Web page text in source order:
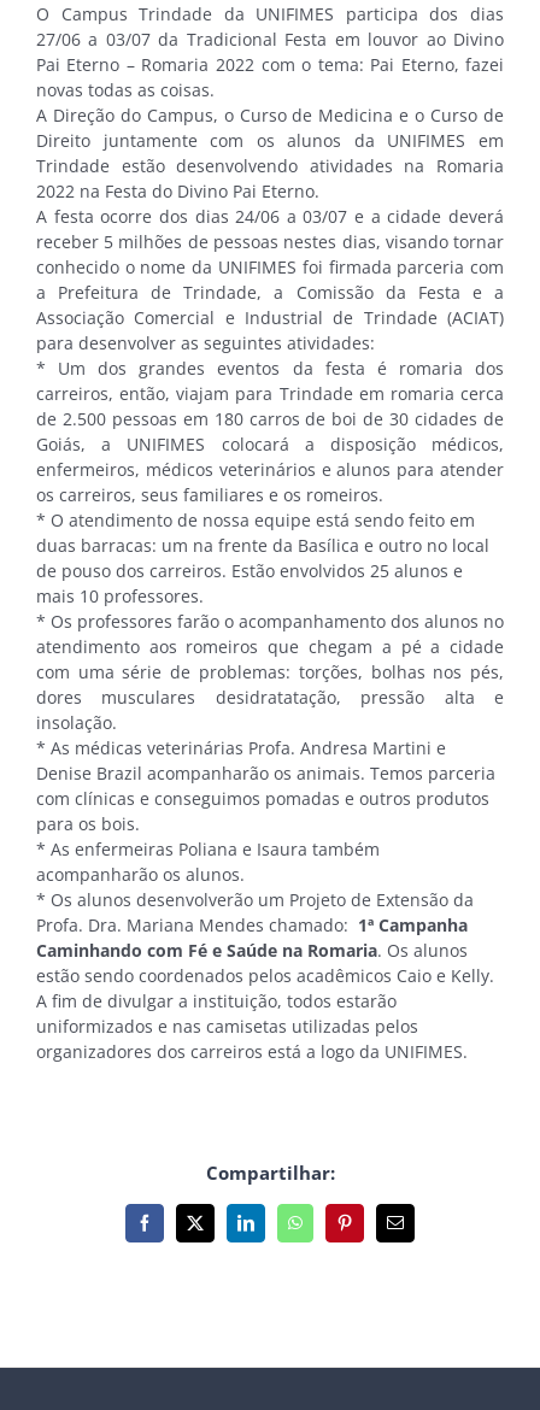
O Campus Trindade da UNIFIMES participa dos dias
27/06 a 03/07 da Tradicional Festa em louvor ao Divino
Pai Eterno – Romaria 2022 com o tema: Pai Eterno, fazei
novas todas as coisas.
A Direção do Campus, o Curso de Medicina e o Curso de
Direito juntamente com os alunos da UNIFIMES em
Trindade estão desenvolvendo atividades na Romaria
2022 na Festa do Divino Pai Eterno.
A festa ocorre dos dias 24/06 a 03/07 e a cidade deverá
receber 5 milhões de pessoas nestes dias, visando tornar
conhecido o nome da UNIFIMES foi firmada parceria com
a Prefeitura de Trindade, a Comissão da Festa e a
Associação Comercial e Industrial de Trindade (ACIAT)
para desenvolver as seguintes atividades:
* Um dos grandes eventos da festa é romaria dos
carreiros, então, viajam para Trindade em romaria cerca
de 2.500 pessoas em 180 carros de boi de 30 cidades de
Goiás, a UNIFIMES colocará a disposição médicos,
enfermeiros, médicos veterinários e alunos para atender
os carreiros, seus familiares e os romeiros.
* O atendimento de nossa equipe está sendo feito em
duas barracas: um na frente da Basílica e outro no local
de pouso dos carreiros. Estão envolvidos 25 alunos e
mais 10 professores.
* Os professores farão o acompanhamento dos alunos no
atendimento aos romeiros que chegam a pé a cidade
com uma série de problemas: torções, bolhas nos pés,
dores musculares desidratatação, pressão alta e
insolação.
* As médicas veterinárias Profa. Andresa Martini e
Denise Brazil acompanharão os animais. Temos parceria
com clínicas e conseguimos pomadas e outros produtos
para os bois.
* As enfermeiras Poliana e Isaura também
acompanharão os alunos.
* Os alunos desenvolverão um Projeto de Extensão da
Profa. Dra. Mariana Mendes chamado: 1ª Campanha
Caminhando com Fé e Saúde na Romaria. Os alunos
estão sendo coordenados pelos acadêmicos Caio e Kelly.
A fim de divulgar a instituição, todos estarão
uniformizados e nas camisetas utilizadas pelos
organizadores dos carreiros está a logo da UNIFIMES.
Compartilhar:
Facebook
X LinkedInWhatsAppPinterest
E-
mail